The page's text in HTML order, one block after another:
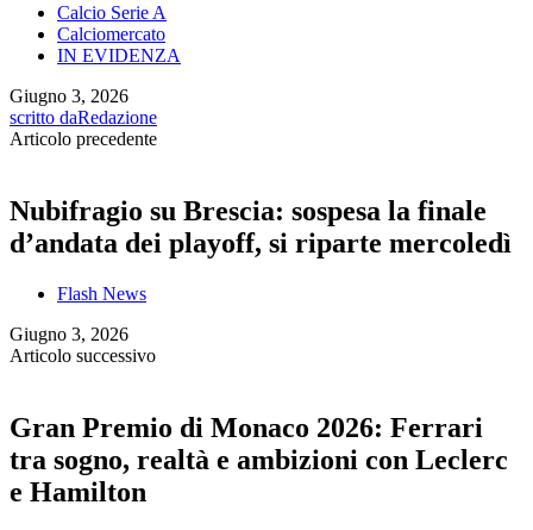
Calcio Serie A
Calciomercato
IN EVIDENZA
Giugno 3, 2026
scritto daRedazione
Articolo precedente
Nubifragio su Brescia: sospesa la finale
d’andata dei playoff, si riparte mercoledì
Flash News
Giugno 3, 2026
Articolo successivo
Gran Premio di Monaco 2026: Ferrari
tra sogno, realtà e ambizioni con Leclerc
e Hamilton